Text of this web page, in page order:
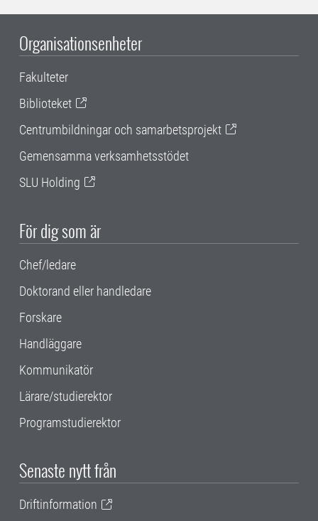
Organisationsenheter
Fakulteter
Biblioteket
Centrumbildningar och samarbetsprojekt
Gemensamma verksamhetsstödet
SLU Holding
För dig som är
Chef/ledare
Doktorand eller handledare
Forskare
Handläggare
Kommunikatör
Lärare/studierektor
Programstudierektor
Senaste nytt från
Driftinformation